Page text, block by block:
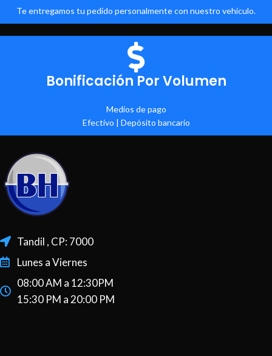
Te entregamos tu pedido personalmente con nuestro vehículo.
Bonificación Por Volumen
Medios de pago
Efectivo | Depósito bancario
Tandil , CP: 7000
Lunes a Viernes
08:00 AM a 12:30PM
15:30 PM a 20:00 PM